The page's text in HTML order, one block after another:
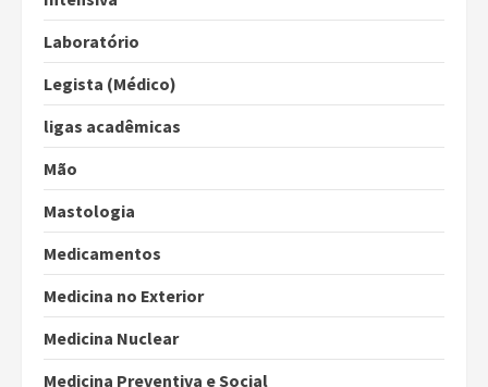
Laboratório
Legista (Médico)
ligas acadêmicas
Mão
Mastologia
Medicamentos
Medicina no Exterior
Medicina Nuclear
Medicina Preventiva e Social